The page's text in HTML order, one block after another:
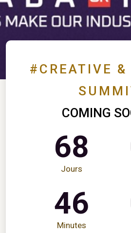
#CREATIVE &
COMING
68
Jours
45
Minutes